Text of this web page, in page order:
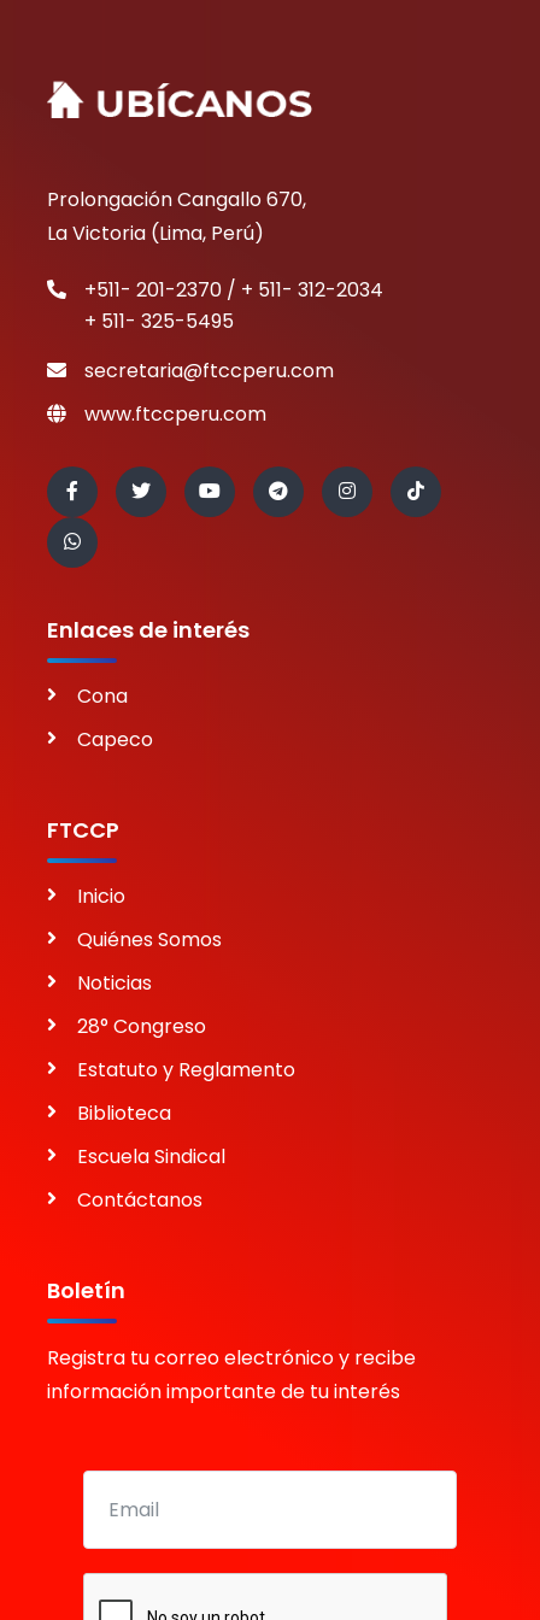
Prolongación Cangallo 670,
La Victoria (Lima, Perú)
+511- 201-2370 / + 511- 312-2034
+ 511- 325-5495
secretaria@ftccperu.com
www.ftccperu.com
Enlaces de interés
Cona
Capeco
FTCCP
Inicio
Quiénes Somos
Noticias
28° Congreso
Estatuto y Reglamento
Biblioteca
Escuela Sindical
Contáctanos
Boletín
Registra tu correo electrónico y recibe
información importante de tu interés